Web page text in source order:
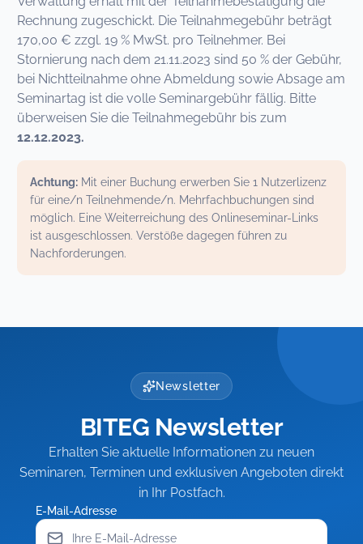
Rechnung zugeschickt. Die Teilnahmegebühr beträgt
170,00 € zzgl. 19 % MwSt. pro Teilnehmer. Bei
Stornierung nach dem 21.11.2023 sind 50 % der Gebühr,
bei Nichtteilnahme ohne Abmeldung sowie Absage am
Seminartag ist die volle Seminargebühr fällig. Bitte
überweisen Sie die Teilnahmegebühr bis zum
12.12.2023.
Achtung: Mit einer Buchung erwerben Sie 1 Nutzerlizenz
für eine/n Teilnehmende/n. Mehrfachbuchungen sind
möglich. Eine Weiterreichung des Onlineseminar-Links
ist ausgeschlossen. Verstöße dagegen führen zu
Nachforderungen.
Newsletter
BITEG Newsletter
Erhalten Sie aktuelle Informationen zu neuen
Seminaren, Terminen und exklusiven Angeboten direkt
in Ihr Postfach.
E-Mail-Adresse